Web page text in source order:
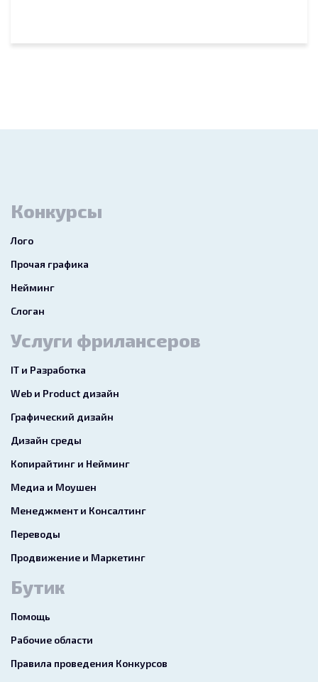
Конкурсы
Лого
Прочая графика
Нейминг
Слоган
Услуги фрилансеров
IT и Разработка
Web и Product дизайн
Графический дизайн
Дизайн среды
Копирайтинг и Нейминг
Медиа и Моушен
Менеджмент и Консалтинг
Переводы
Продвижение и Маркетинг
Бутик
Помощь
Рабочие области
Правила проведения Конкурсов